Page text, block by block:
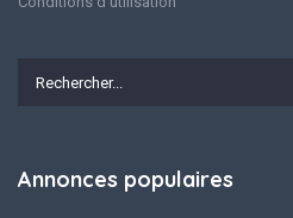
Annonces populaires